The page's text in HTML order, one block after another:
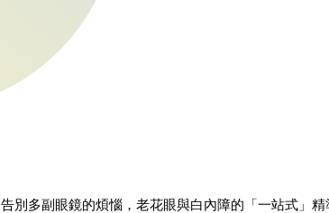
告別多副眼鏡的煩惱，老花眼與白內障的「一站式」